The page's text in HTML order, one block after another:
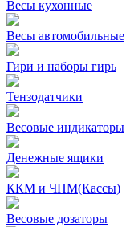
Весы кухонные
Весы автомобильные
Гири и наборы гирь
Тензодатчики
Весовые индикаторы
Денежные ящики
ККМ и ЧПМ(Кассы)
Весовые дозаторы